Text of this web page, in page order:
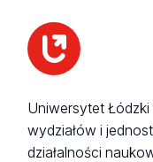
Uniwersytet
wydziałów i
działalności